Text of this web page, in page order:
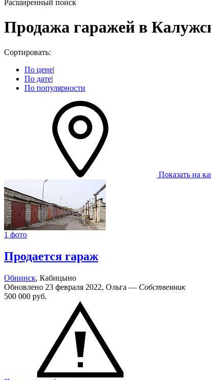
Расширенный поиск
Продажа гаражей в
Сортировать:
По цене|
По дате|
По популярности
Показать на
1 фото
Продается гараж
Обнинск, Кабицыно
Обновлено 23 февраля 2022, Ольга — Собственник
500 000 руб.